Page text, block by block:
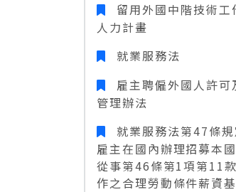
留用外國中階技術工
人力計畫
就業服務法
雇主聘僱外國人許可
管理辦法
就業服務法第47條規
雇主在國內辦理招募本
從事第46條第1項第11
作之合理勞動條件薪資